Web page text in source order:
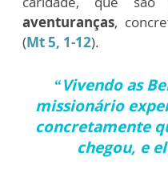
aventuranças,
(Mt 5, 1-12).
“Vivendo as
missionário
concretamente
chegou, e